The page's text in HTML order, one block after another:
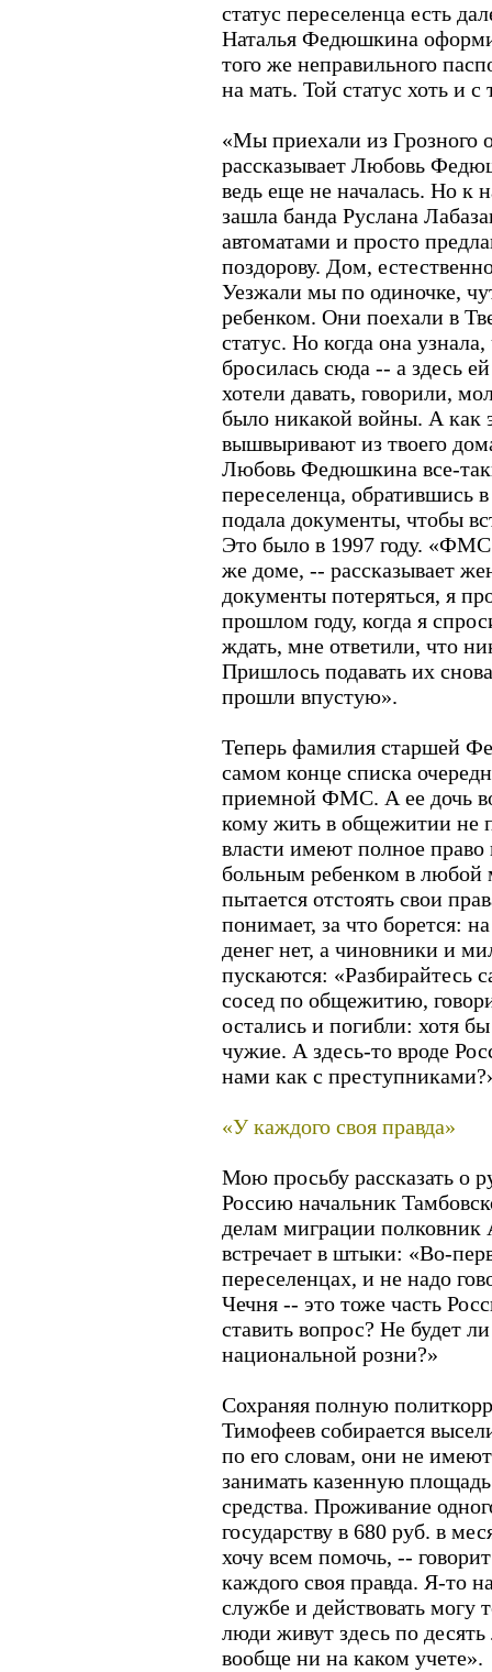
статус переселенца есть
Наталья Федюшкина
того же неправильного
на мать. Той статус хоть и
«Мы приехали из Грозного
рассказывает Любовь
ведь еще не началась. Но к
зашла банда Руслана
автоматами и просто
поздорову. Дом,
Уезжали мы по одиночке,
ребенком. Они поехали в
статус. Но когда она
бросилась сюда -- а здесь
хотели давать, говорили,
было никакой войны. А как
вышвыривают из твоего
Любовь Федюшкина все-
переселенца, обратившись
подала документы, чтобы
Это было в 1997 году. «ФМС
же доме, -- рассказывает
документы потеряться, я
прошлом году, когда я
ждать, мне ответили, что
Пришлось подавать их
прошли впустую».
Теперь фамилия старшей
самом конце списка
приемной ФМС. А ее дочь
кому жить в общежитии не
власти имеют полное право
больным ребенком в любой
пытается отстоять свои
понимает, за что борется:
денег нет, а чиновники и
пускаются: «Разбирайтесь
сосед по общежитию,
остались и погибли: хотя
чужие. А здесь-то вроде
нами как с
«У каждого своя правда»
Мою просьбу рассказать о
Россию начальник
делам миграции полковник
встречает в штыки: «Во-
переселенцах, и не надо
Чечня -- это тоже часть
ставить вопрос? Не будет
национальной розни?»
Сохраняя полную
Тимофеев собирается
по его словам, они не
занимать казенную
средства. Проживание
государству в 680 руб. в
хочу всем помочь, --
каждого своя правда. Я-то
службе и действовать могу
люди живут здесь по
вообще ни на каком учете».